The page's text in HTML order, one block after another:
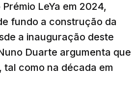
LeYa em 2024,
fundo a construção da
a inauguração deste
Duarte argumenta que
como na década em